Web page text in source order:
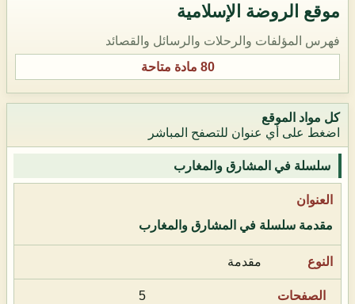
موقع الروضة الإسلامية
فهرس المؤلفات والرحلات والرسائل والقصائد
80 مادة متاحة
كل مواد الموقع
اضغط على أي عنوان للتصفح المباشر
سلسلة في المشارق والمغارب
مقدمة سلسلة في المشارق والمغارب
مقدمة
5